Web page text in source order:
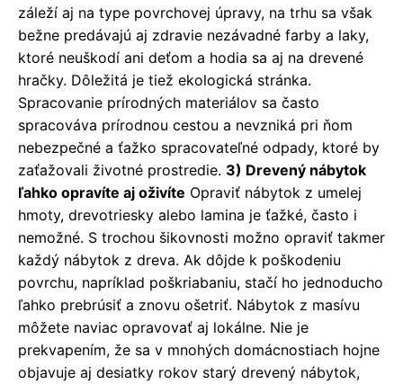
záleží aj na type povrchovej úpravy, na trhu sa však
bežne predávajú aj zdravie nezávadné farby a laky,
ktoré neuškodí ani deťom a hodia sa aj na drevené
hračky. Dôležitá je tiež ekologická stránka.
Spracovanie prírodných materiálov sa často
spracováva prírodnou cestou a nevzniká pri ňom
nebezpečné a ťažko spracovateľné odpady, ktoré by
zaťažovali životné prostredie. 3) Drevený nábytok
ľahko opravíte aj oživíte Opraviť nábytok z umelej
hmoty, drevotriesky alebo lamina je ťažké, často i
nemožné. S trochou šikovnosti možno opraviť takmer
každý nábytok z dreva. Ak dôjde k poškodeniu
povrchu, napríklad poškriabaniu, stačí ho jednoducho
ľahko prebrúsiť a znovu ošetriť. Nábytok z masívu
môžete naviac opravovať aj lokálne. Nie je
prekvapením, že sa v mnohých domácnostiach hojne
objavuje aj desiatky rokov starý drevený nábytok,